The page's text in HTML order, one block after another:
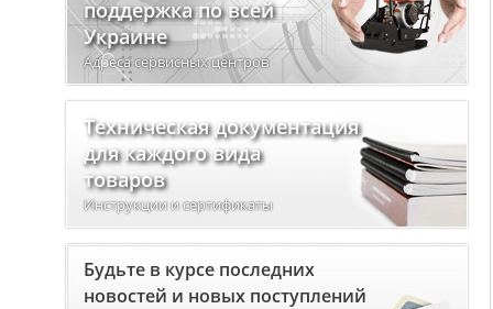
поддержка по всей
Украине
Адреса сервисных центров
Техническая документация
для каждого вида
товаров
Инструкции и сертификаты
Будьте в курсе последних
новостей и новых поступлений